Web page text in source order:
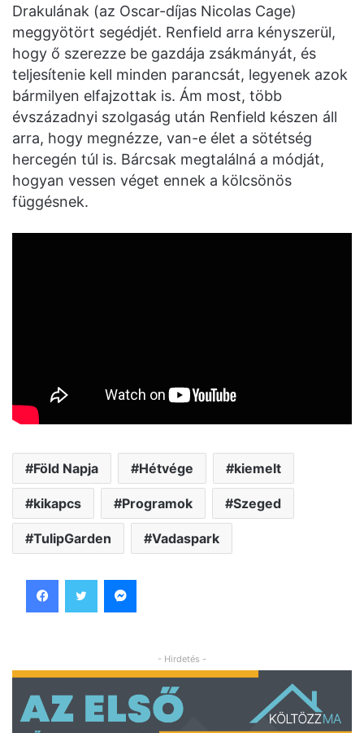
Drakulának (az Oscar-díjas Nicolas Cage)
meggyötört segédjét. Renfield arra kényszerül,
hogy ő szerezze be gazdája zsákmányát, és
teljesítenie kell minden parancsát, legyenek azok
bármilyen elfajzottak is. Ám most, több
évszázadnyi szolgaság után Renfield készen áll
arra, hogy megnézze, van-e élet a sötétség
hercegén túl is. Bárcsak megtalálná a módját,
hogyan vessen véget ennek a kölcsönös
függésnek.
Föld Napja Hétvége kiemelt
kikapcs Programok Szeged
TulipGarden Vadaspark
- Hirdetés -